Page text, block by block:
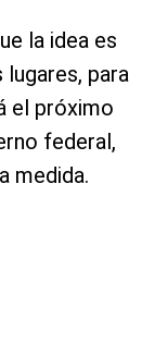
la idea es
para
el próximo
federal,
medida.